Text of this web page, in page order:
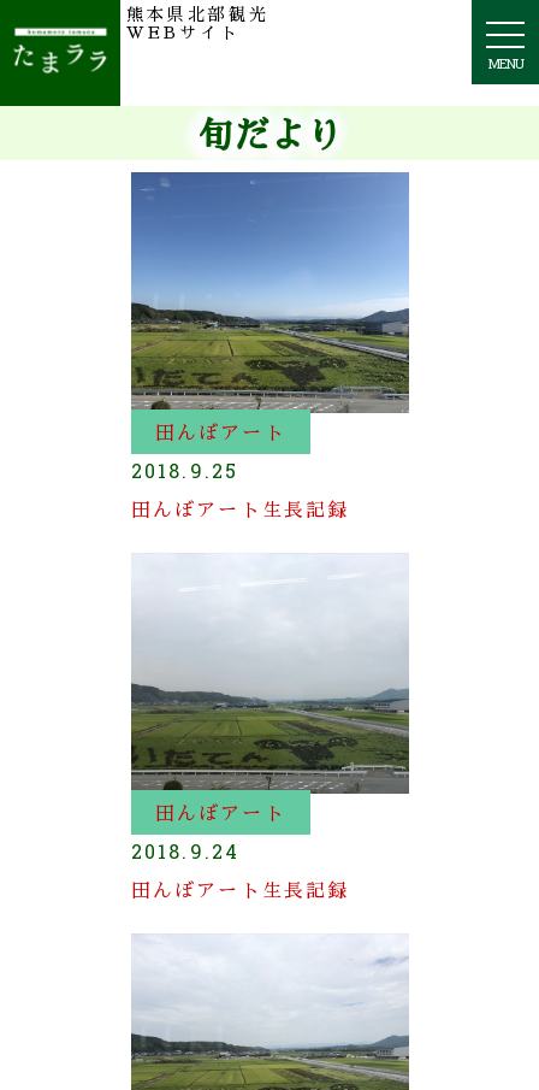
MENU
熊本県北部観光
WEBサイト
旬だより
田んぼアート
2018.9.25
田んぼアート生長記録
田んぼアート
2018.9.24
田んぼアート生長記録